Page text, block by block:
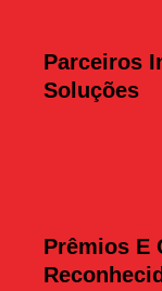
Parceiros
Soluções
Prêmios E